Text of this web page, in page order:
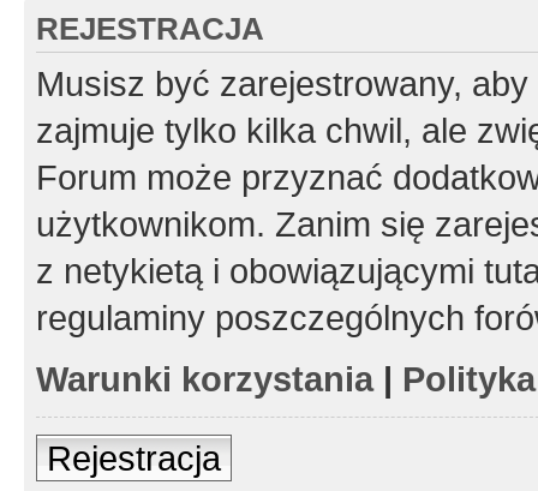
REJESTRACJA
Musisz być zarejestrowany,
zajmuje tylko kilka chwil, ale
Forum może przyznać
użytkownikom. Zanim się
z netykietą i obowiązującymi
regulaminy poszczególnych
Warunki korzystania|
Rejestracja